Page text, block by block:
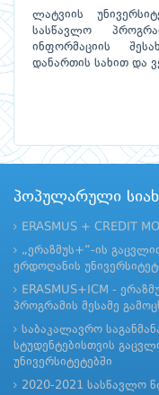
ლატვიის
სასწავლო
ინფორმაციის
დანართის სახით და
პოპულარული
ERASMUS + CREDIT
„ერაზმუს+“-ის
ერდოღანის
ERASMUS+ICM -
პროგრამის მესამე
საბაკალავრო
სტუდენტებისთვის
უნივერსიტეტებში
2020-2021 სასწავლო